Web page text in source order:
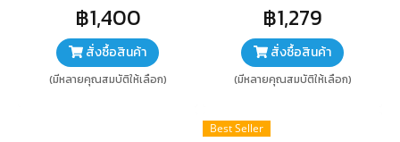
฿1,400
สั่งซื้อสินค้า
(มีหลายคุณสมบัติให้เลือก)
฿1,279
สั่งซื้อสินค้า
(มีหลายคุณสมบัติให้เลือก)
Best Seller